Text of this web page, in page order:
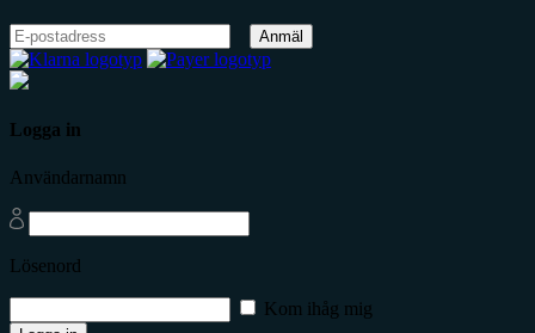
Anmäl
Logga in
Användarnamn
Lösenord
Kom ihåg mig